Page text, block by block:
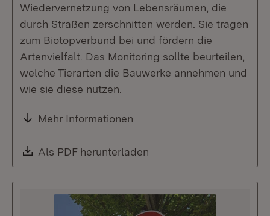
Wiedervernetzung von Lebensräumen, die
durch Straßen zerschnitten werden. Sie tragen
zum Biotopverbund bei und fördern die
Artenvielfalt. Das Monitoring sollte beurteilen,
welche Tierarten die Bauwerke annehmen und
wie sie diese nutzen.
Mehr Informationen
Download:
Als PDF herunterladen